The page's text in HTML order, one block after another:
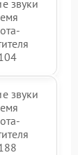
звуки
звуки